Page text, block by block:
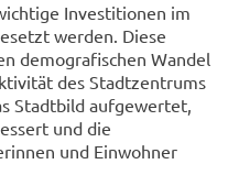
Investitionen im
werden. Diese
demografischen Wandel
des Stadtzentrums
Stadtbild aufgewertet,
und die
und Einwohner